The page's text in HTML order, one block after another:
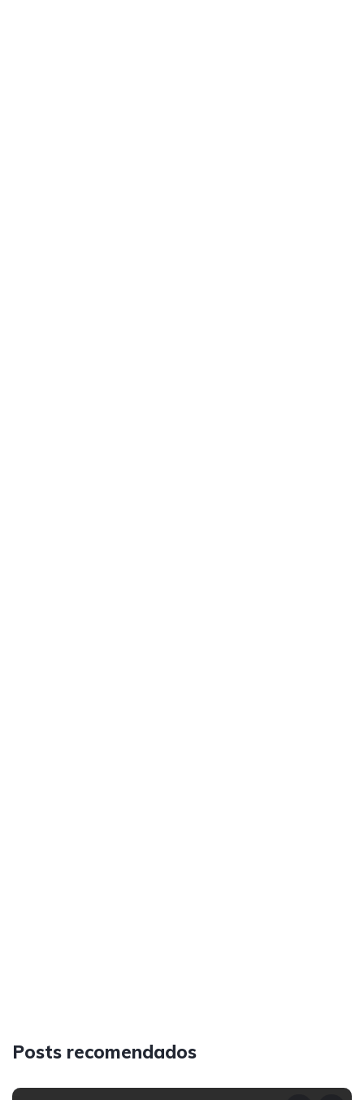
Posts recomendados